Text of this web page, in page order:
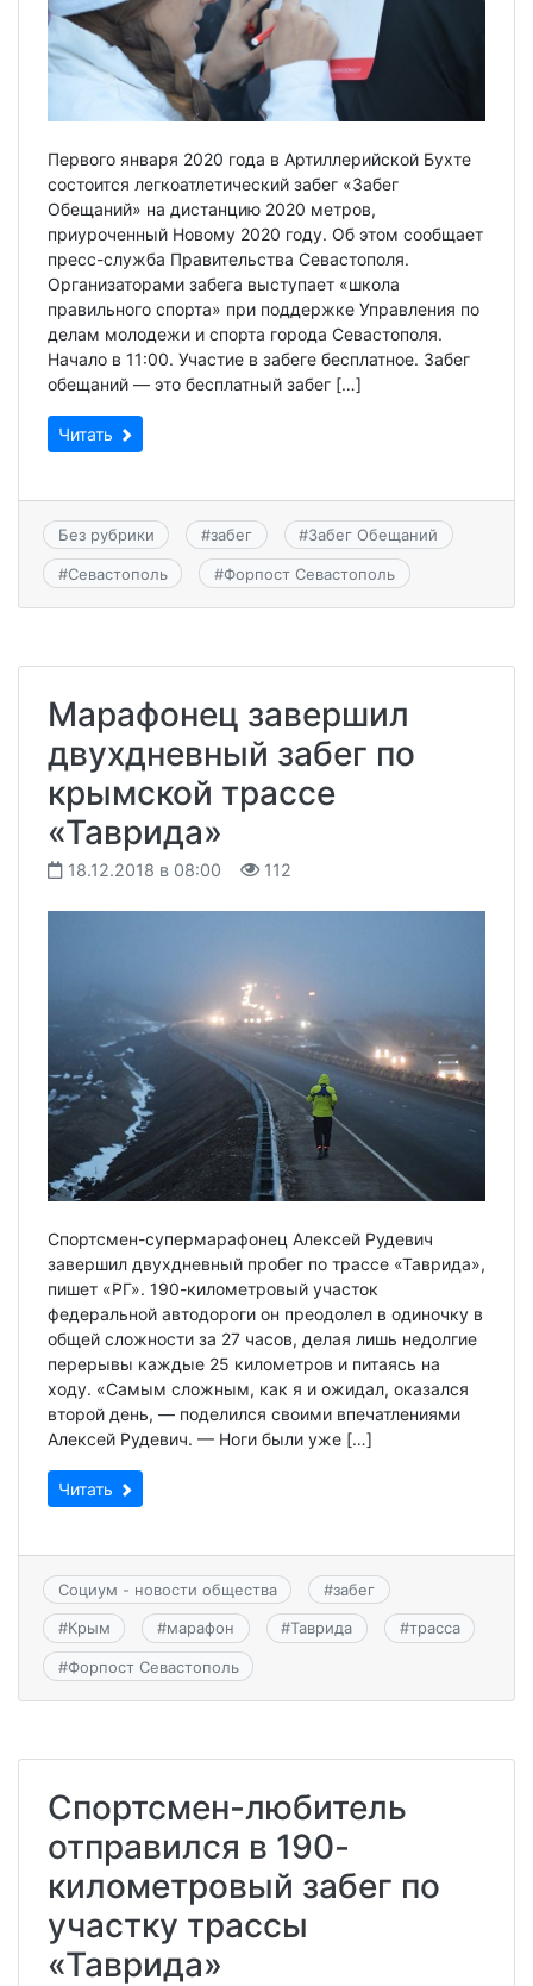
Первого января 2020 года в Артиллерийской Бухте
состоится легкоатлетический забег «Забег
Обещаний» на дистанцию 2020 метров,
приуроченный Новому 2020 году. Об этом сообщает
пресс-служба Правительства Севастополя.
Организаторами забега выступает «школа
правильного спорта» при поддержке Управления по
делам молодежи и спорта города Севастополя.
Начало в 11:00. Участие в забеге бесплатное. Забег
обещаний — это бесплатный забег […]
Читать
Без рубрики #забег #Забег Обещаний
#Севастополь #Форпост Севастополь
Марафонец завершил
двухдневный забег по
крымской трассе
«Таврида»
18.12.2018 в 08:00 112
Спортсмен-супермарафонец Алексей Рудевич
завершил двухдневный пробег по трассе «Таврида»,
пишет «РГ». 190-километровый участок
федеральной автодороги он преодолел в одиночку в
общей сложности за 27 часов, делая лишь недолгие
перерывы каждые 25 километров и питаясь на
ходу. «Самым сложным, как я и ожидал, оказался
второй день, — поделился своими впечатлениями
Алексей Рудевич. — Ноги были уже […]
Читать
Социум - новости общества #забег
#Крым #марафон #Таврида #трасса
#Форпост Севастополь
Спортсмен-любитель
отправился в 190-
километровый забег по
участку трассы
«Таврида»